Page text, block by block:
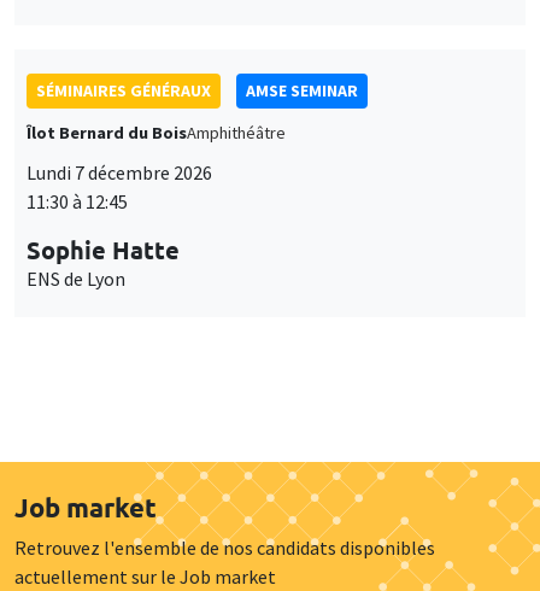
SÉMINAIRES GÉNÉRAUX
AMSE SEMINAR
Îlot Bernard du BoisAmphithéâtre
Lundi 7 décembre 2026
11:30 à 12:45
Sophie Hatte
ENS de Lyon
Job market
Retrouvez l'ensemble de nos candidats disponibles
actuellement sur le Job market